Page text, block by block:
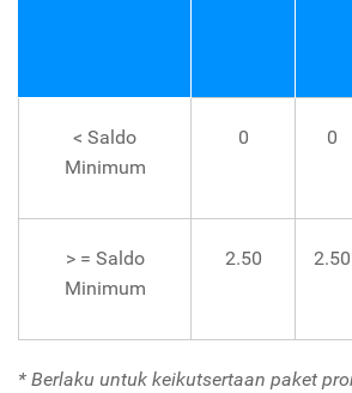
< Saldo
Minimum
0 0
> = Saldo
Minimum
2.50 2.50
* Berlaku untuk keikutsertaan paket